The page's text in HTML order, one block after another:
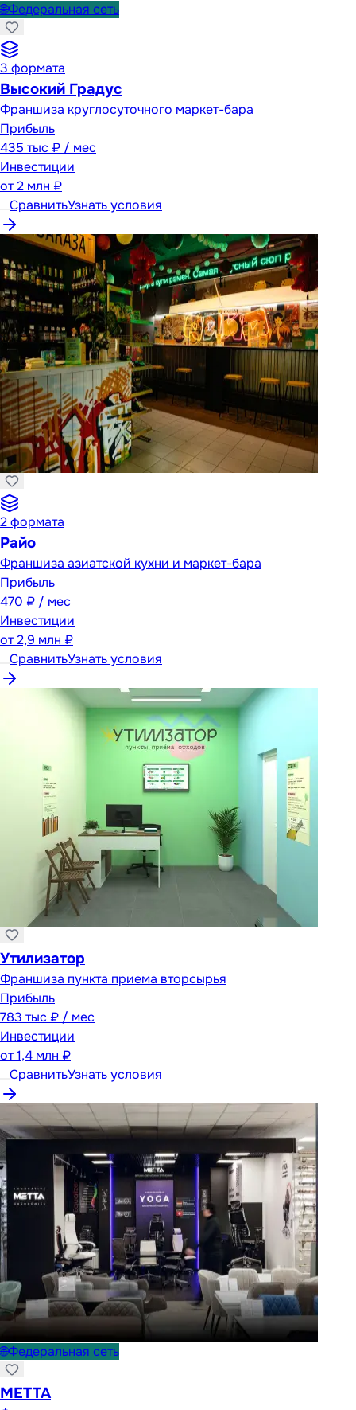
🌐Федеральная сеть
3 формата
Высокий Градус
Франшиза круглосуточного маркет-бара
Прибыль
435 тыс ₽ / мес
Инвестиции
от2 млн ₽
СравнитьУзнать условия
2формата
Райо
Франшиза азиатской кухни и маркет-бара
Прибыль
470 ₽ / мес
Инвестиции
от2,9 млн ₽
СравнитьУзнать условия
Утилизатор
Франшиза пункта приема вторсырья
Прибыль
783 тыс ₽ / мес
Инвестиции
от1,4 млн ₽
СравнитьУзнать условия
🌐Федеральная сеть
METTA